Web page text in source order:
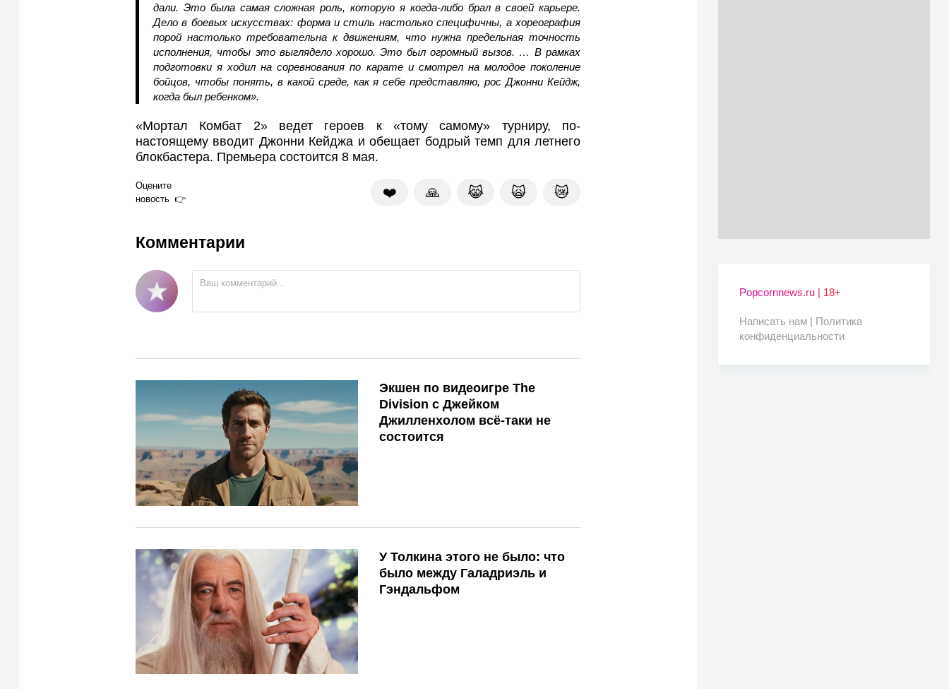
дали. Это была самая сложная роль, которую я когда-либо брал в своей карьере.
Дело в боевых искусствах: форма и стиль настолько специфичны, а хореография
порой настолько требовательна к движениям, что нужна предельная точность
исполнения, чтобы это выглядело хорошо. Это был огромный вызов. … В рамках
подготовки я ходил на соревнования по карате и смотрел на молодое поколение
бойцов, чтобы понять, в какой среде, как я себе представляю, рос Джонни Кейдж,
когда был ребенком».
«Мортал Комбат 2» ведет героев к «тому самому» турниру, по-
настоящему вводит Джонни Кейджа и обещает бодрый темп для летнего
блокбастера. Премьера состоится 8 мая.
Оцените
новость
❤️ 🙏 😹 🙀 😿
Комментарии
Экшен по видеоигре The
Division с Джейком
Джилленхолом всё-таки не
состоится
У Толкина этого не было: что
было между Галадриэль и
Гэндальфом
Popcornnews.ru | 18+
Написать нам | Политика
конфиденциальности